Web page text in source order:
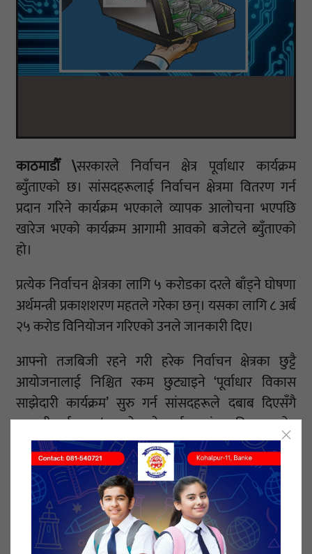
काठमाडौँ \सरकारले निर्वाचन क्षेत्र पूर्वाधार कार्यक्रम
ब्युँताएको छ। सांसदहरूलाई निर्वाचन क्षेत्रमा वितरण गर्न
प्रदान गरिने कार्यक्रम भएकाले व्यापक आलोचना भएपछि
खारेज भएको कार्यक्रम आगामी आवको बजेटले ब्युँताएको
हो।
प्रत्येक निर्वाचन क्षेत्रका लागि ५ करोडका दरले बाँड्ने घोषणा
अर्थमन्त्री प्रकाशशरण महतले गरेका छन्। यसका लागि ८ अर्ब
२५ करोड विनियोजन गरिएको उनले जानकारी दिए।
आफ्नो तजबिजी रहने गरी हरेक निर्वाचन क्षेत्रका छुट्टै
आयोजनालाई निश्चित रकम छुट्याइने ‘पूर्वाधार विकास
साझेदारी कार्यक्रम’ सुरु गर्न सांसदहरूले दबाब दिएसँगै
आगामी वर्ष ०८०/८१ को बजेटमार्फत सांसद विकास कोष
ब्युँताउँदै अर्थमन्त्री महतले बजेट विनियोजन गरेका हुन्।
प्रत्येक निर्वाचन क्षेत्रमा ५ करोड रुपैयाँ विनियोजन गर्ने गरी
संसदीय क्षेत्र पूर्वाधार विकास कार्यक्रम बजेटमा राखिएको
अर्थमन्त्रीले जानकारी दिए। ‘निर्वाचन क्षेत्रका जनताले अपेक्षा
गरेका विकास निर्माणका स्थानीय आवश्यकताहरू